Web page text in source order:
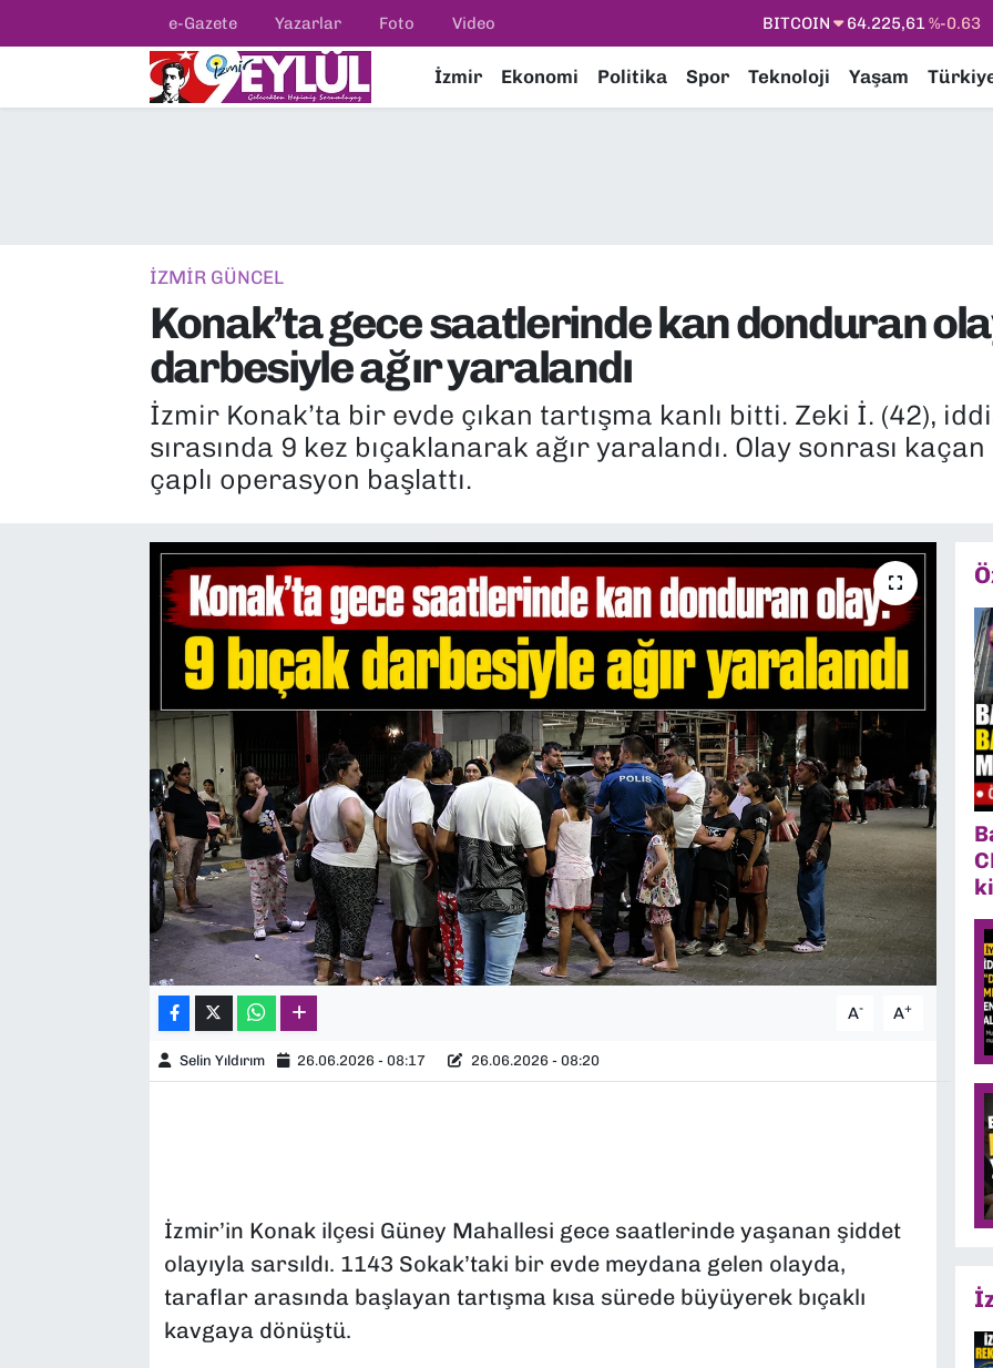
e-Gazete Yazarlar Foto Video DOLAR 47,7143%0.16
STERLİN
64,2463%0.07
İzmir Ekonomi Politika Spor Teknoloji Yaşam
İZMİR GÜNCEL
Konak’ta gece saatlerinde kan donduran
darbesiyle ağır yaralandı
İzmir Konak’ta bir evde çıkan tartışma kanlı bitti. Zeki İ. (42),
sırasında 9 kez bıçaklanarak ağır yaralandı. Olay sonrası
çaplı operasyon başlattı.
A- A+
Selin Yıldırım 26.06.2026 - 08:17 26.06.2026 - 08:20
İzmir’in Konak ilçesi Güney Mahallesi gece saatlerinde yaşanan şiddet
olayıyla sarsıldı. 1143 Sokak’taki bir evde meydana gelen olayda,
taraflar arasında başlayan tartışma kısa sürede büyüyerek bıçaklı
kavgaya dönüştü.
Resmi İlanlar
EKONOMİ
KÜLTÜR SANAT
MAGAZİN
POLİTİKA
YEREL YÖNETİMLER
Konak Nöbetçi Eczaneler
Tüm Manşetler
Son Dakika Haberleri
Haber Arşivi